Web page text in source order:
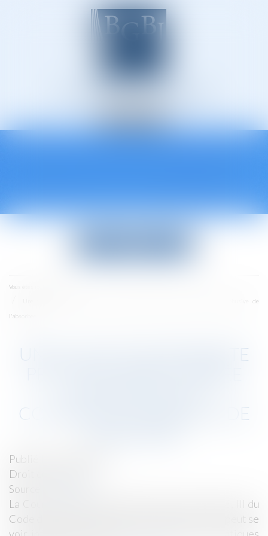
Avocats à Épinal
Vous êtes ici :
Une société absorbante peut être sanctionnée pour pratique commerciale abusive de
l'absorbée
UNE SOCIÉTÉ ABSORBANTE
COMMERCIALE ABUSIVE DE
Publié le :
Droit commercial
Source :
La Cour de cassation déduit de l’article L 442-6, III du
Code de commerce qu’une société absorbante peut se